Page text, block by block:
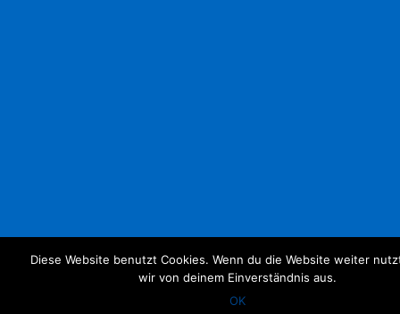
Diese Website benutzt Cookies. Wenn du die Website weiter
wir von deinem Einverständnis aus.
OK